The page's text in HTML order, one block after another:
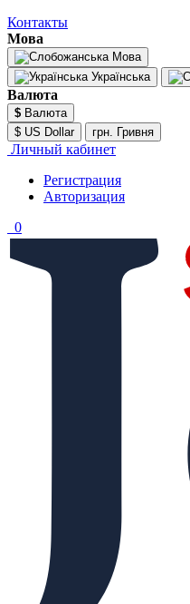
Контакты
Мова
Мова
Українська
Валюта
$ Валюта
$ US Dollar
грн. Гривня
Личный кабинет
Регистрация
Авторизация
0